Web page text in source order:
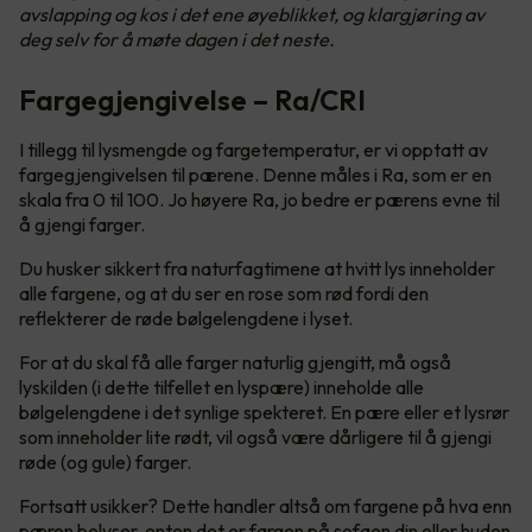
avslapping og kos i det ene øyeblikket, og klargjøring av
deg selv for å møte dagen i det neste.
Fargegjengivelse – Ra/CRI
I tillegg til lysmengde og fargetemperatur, er vi opptatt av
fargegjengivelsen til pærene. Denne måles i Ra, som er en
skala fra 0 til 100. Jo høyere Ra, jo bedre er pærens evne til
å gjengi farger.
Du husker sikkert fra naturfagtimene at hvitt lys inneholder
alle fargene, og at du ser en rose som rød fordi den
reflekterer de røde bølgelengdene i lyset.
For at du skal få alle farger naturlig gjengitt, må også
lyskilden (i dette tilfellet en lyspære) inneholde alle
bølgelengdene i det synlige spekteret. En pære eller et lysrør
som inneholder lite rødt, vil også være dårligere til å gjengi
røde (og gule) farger.
Fortsatt usikker? Dette handler altså om fargene på hva enn